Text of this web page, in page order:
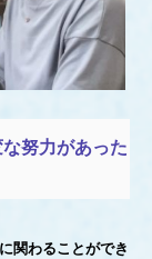
努力があった
関わることができ